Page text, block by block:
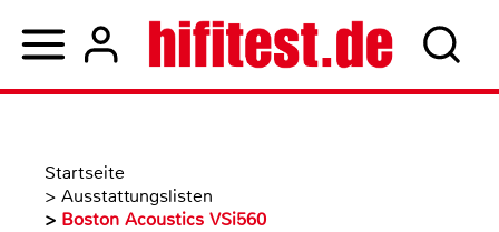
Startseite
> Ausstattungslisten
> Boston Acoustics VSi560